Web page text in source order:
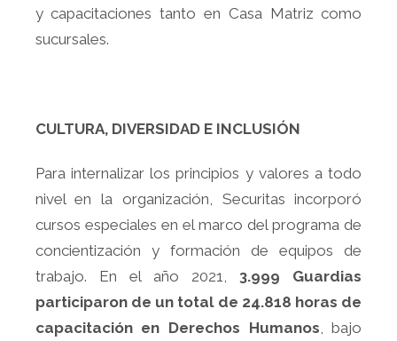
y capacitaciones tanto en Casa Matriz como
sucursales.
CULTURA, DIVERSIDAD E INCLUSIÓN
Para internalizar los principios y valores a todo
nivel en la organización, Securitas incorporó
cursos especiales en el marco del programa de
concientización y formación de equipos de
trabajo. En el año 2021, 3.999 Guardias
participaron de un total de 24.818 horas de
capacitación en Derechos Humanos, bajo